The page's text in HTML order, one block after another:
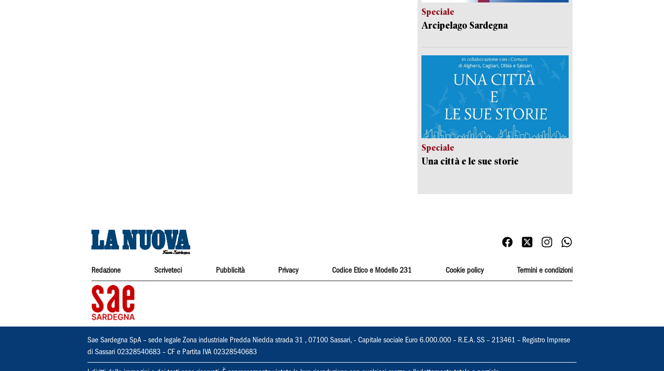
Speciale
Arcipelago Sardegna
Speciale
Una città e le sue storie
Redazione Scriveteci Pubblicità Privacy Codice Etico e Modello 231 Cookie policy Termini e condizioni
Sae Sardegna SpA – sede legale Zona industriale Predda Niedda strada 31 , 07100 Sassari, - Capitale sociale Euro 6.000.000 – R.E.A. SS – 213461 – Registro Imprese
di Sassari 02328540683 – CF e Partita IVA 02328540683